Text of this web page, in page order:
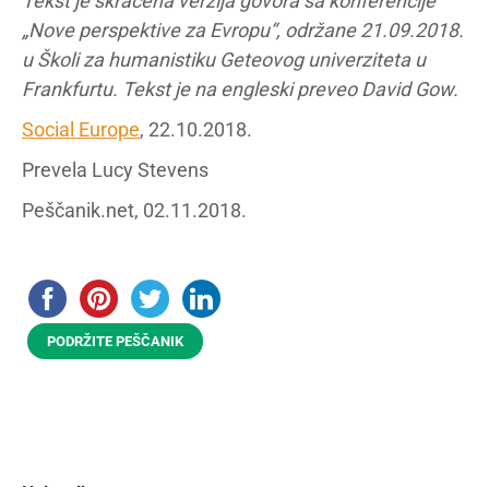
„Nove perspektive za Evropu“, održane 21.09.2018.
u Školi za humanistiku Geteovog univerziteta u
Frankfurtu. Tekst je na engleski preveo David Gow.
Social Europe, 22.10.2018.
Prevela Lucy Stevens
Peščanik.net, 02.11.2018.
PODRŽITE PEŠČANIK